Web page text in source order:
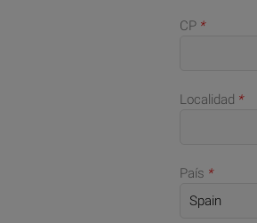
CP *
Localidad *
País *